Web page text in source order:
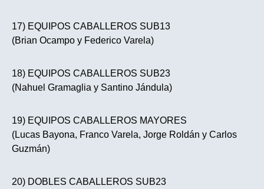
17) EQUIPOS CABALLEROS SUB13
(Brian Ocampo y Federico Varela)
18) EQUIPOS CABALLEROS SUB23
(Nahuel Gramaglia y Santino Jándula)
19) EQUIPOS CABALLEROS MAYORES
(Lucas Bayona, Franco Varela, Jorge Roldán y Carlos
Guzmán)
20) DOBLES CABALLEROS SUB23